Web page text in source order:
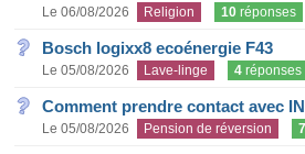
Le 06/08/2026 Religion 10 réponses
Bosch logixx8 ecoénergie F43
Le 05/08/2026 Lave-linge 4 réponses
Comment prendre contact avec
Le 05/08/2026 Pension de réversion